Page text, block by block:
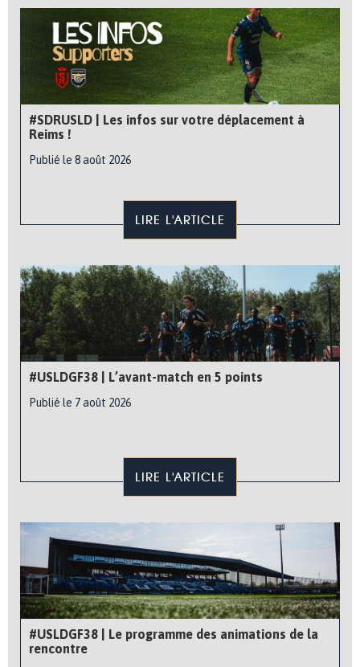
#SDRUSLD | Les infos sur votre déplacement à
Reims !
Publié le 8 août 2026
LIRE L'ARTICLE
#USLDGF38 | L’avant-match en 5 points
Publié le 7 août 2026
LIRE L'ARTICLE
#USLDGF38 | Le programme des animations de la
rencontre